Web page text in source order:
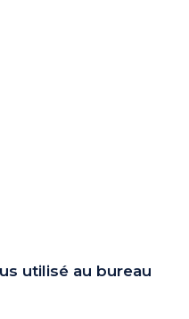
utilisé au bureau